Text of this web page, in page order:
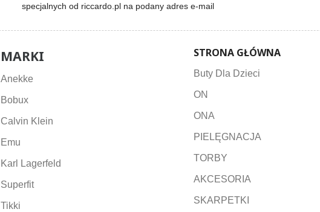
specjalnych od riccardo.pl na podany adres e-mail
MARKI
Anekke
Bobux
Calvin Klein
Emu
Karl Lagerfeld
Superfit
Tikki
STRONA GŁÓWNA
Buty Dla Dzieci
ON
ONA
PIELĘGNACJA
TORBY
AKCESORIA
SKARPETKI